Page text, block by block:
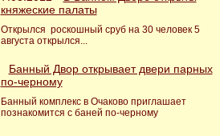
княжеские палаты
Открылся роскошный сруб на 30 человек 5
августа открылся...
Банный Двор открывает двери парных
по-черному
Банный комплекс в Очаково приглашает
познакомится с баней по-черному